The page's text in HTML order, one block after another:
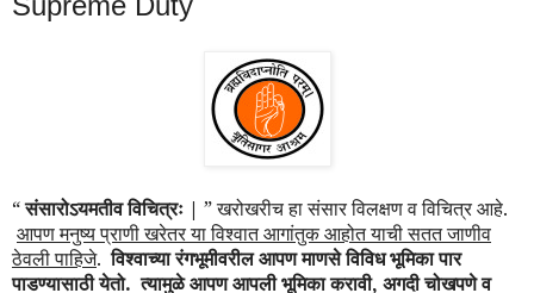
“संसारोऽयमतीव विचित्रः | ”खरोखरीच हा संसार विलक्षण व विचित्र आहे.
आपण मनुष्य प्राणी खरेतर या विश्वात आगांतुक आहोत याची सतत जाणीव
ठेवली पाहिजे.विश्वाच्या रंगभूमीवरील आपण माणसे विविध भूमिका पार
पाडण्यासाठी येतो. त्यामुळे आपण आपली भूमिका करावी, अगदी चोखपणे व